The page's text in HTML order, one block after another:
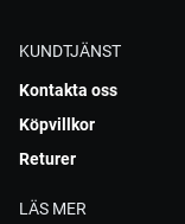
KUNDTJÄNST
Kontakta oss
Köpvillkor
Returer
LÄS MER